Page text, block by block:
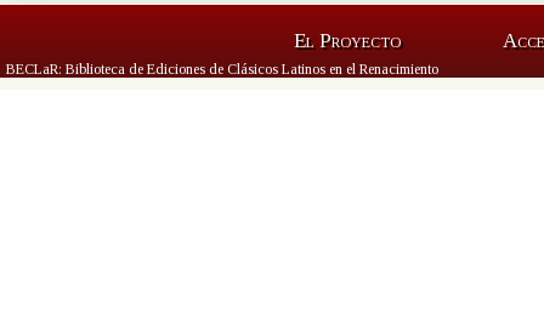
El Proyecto
BECLaR: Biblioteca de Ediciones de Clásicos Latinos en el Renacimiento